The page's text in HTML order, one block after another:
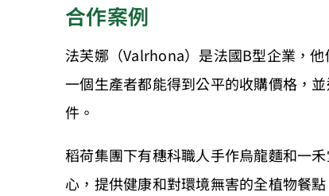
合作案例
法芙娜（Valrhona）是法國B型企業，
一個生產者都能得到公平的收購價格，
件。
稻荷集團下有穗科職人手作烏龍麵和一
心，提供健康和對環境無害的全植物餐